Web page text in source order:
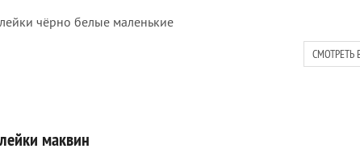
чёрно белые маленькие
СМОТРЕТЬ
маквин